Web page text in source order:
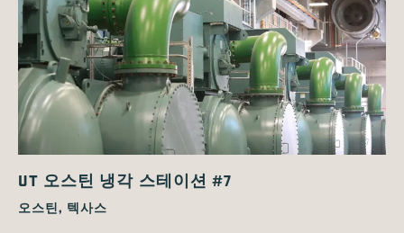
UT 오스틴 냉각 스테이션 #7
오스틴, 텍사스